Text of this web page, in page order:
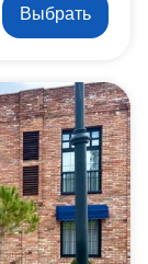
Выбрать